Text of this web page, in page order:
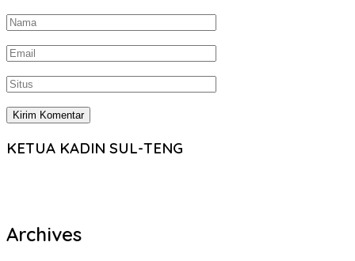
KETUA KADIN SUL-TENG
Archives